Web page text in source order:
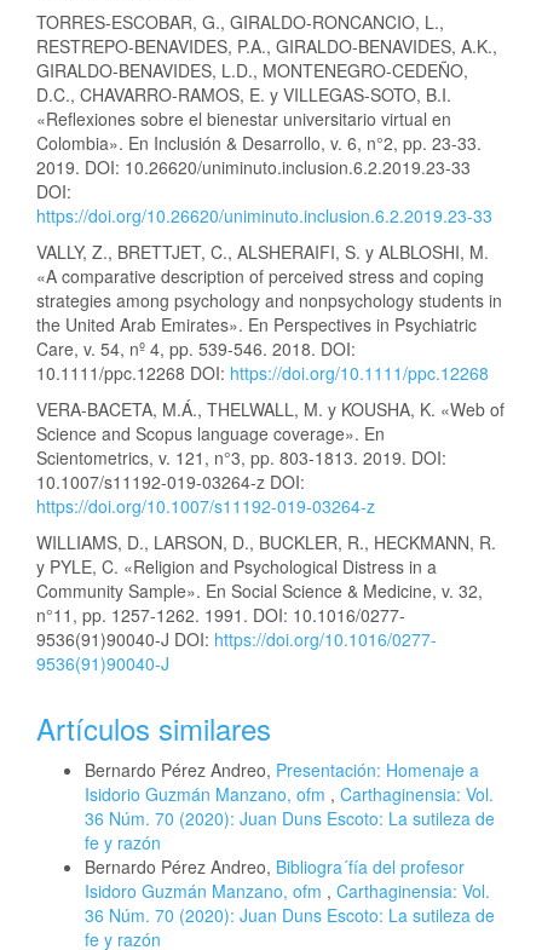
TORRES-ESCOBAR, G., GIRALDO-RONCANCIO, L.,
RESTREPO-BENAVIDES, P.A., GIRALDO-BENAVIDES, A.K.,
GIRALDO-BENAVIDES, L.D., MONTENEGRO-CEDEÑO,
D.C., CHAVARRO-RAMOS, E. y VILLEGAS-SOTO, B.I.
«Reflexiones sobre el bienestar universitario virtual en
Colombia». En Inclusión & Desarrollo, v. 6, n°2, pp. 23-33.
2019. DOI: 10.26620/uniminuto.inclusion.6.2.2019.23-33
DOI:
https://doi.org/10.26620/uniminuto.inclusion.6.2.2019.23-33
VALLY, Z., BRETTJET, C., ALSHERAIFI, S. y ALBLOSHI, M.
«A comparative description of perceived stress and coping
strategies among psychology and nonpsychology students in
the United Arab Emirates». En Perspectives in Psychiatric
Care, v. 54, nº 4, pp. 539-546. 2018. DOI:
10.1111/ppc.12268 DOI: https://doi.org/10.1111/ppc.12268
VERA-BACETA, M.Á., THELWALL, M. y KOUSHA, K. «Web of
Science and Scopus language coverage». En
Scientometrics, v. 121, n°3, pp. 803-1813. 2019. DOI:
10.1007/s11192-019-03264-z DOI:
https://doi.org/10.1007/s11192-019-03264-z
WILLIAMS, D., LARSON, D., BUCKLER, R., HECKMANN, R.
y PYLE, C. «Religion and Psychological Distress in a
Community Sample». En Social Science & Medicine, v. 32,
n°11, pp. 1257-1262. 1991. DOI: 10.1016/0277-
9536(91)90040-J DOI: https://doi.org/10.1016/0277-
9536(91)90040-J
Artículos similares
Bernardo Pérez Andreo, Presentación: Homenaje a
Isidorio Guzmán Manzano, ofm , Carthaginensia: Vol.
36 Núm. 70 (2020): Juan Duns Escoto: La sutileza de
fe y razón
Bernardo Pérez Andreo, Bibliogra´fía del profesor
Isidoro Guzmán Manzano, ofm , Carthaginensia: Vol.
36 Núm. 70 (2020): Juan Duns Escoto: La sutileza de
fe y razón